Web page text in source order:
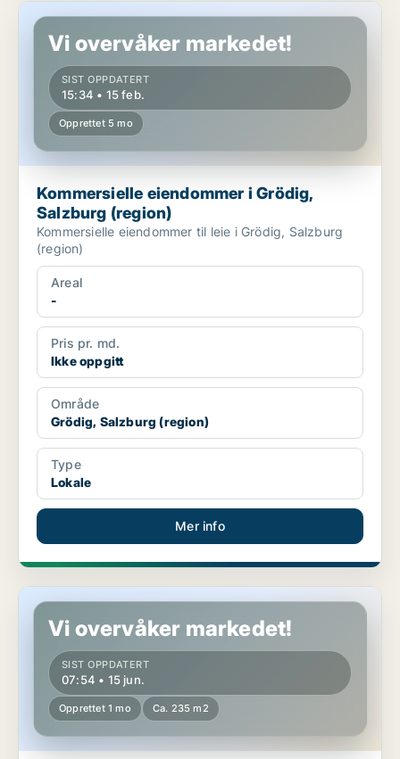
Kommersielle eiendommer i Grödig, Salzburg (region)
Vi overvåker markedet!
SIST OPPDATERT
15:34 • 15 feb.
Opprettet 5 mo
Kommersielle eiendommer i Grödig,
Salzburg (region)
Kommersielle eiendommer til leie i Grödig, Salzburg
(region)
Areal
-
Pris pr. md.
Ikke oppgitt
Område
Grödig, Salzburg (region)
Type
Lokale
Mer info
Kontoreiendom i Grödig, Salzburg (region)
Vi overvåker markedet!
SIST OPPDATERT
07:54 • 15 jun.
Opprettet 1 mo Ca. 235 m2